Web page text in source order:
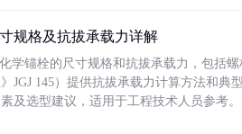
规格及抗拔承载力详解
学锚栓的尺寸规格和抗拔承载力，包括
JGJ 145）提供抗拔承载力计算方法和
及选型建议，适用于工程技术人员参考。